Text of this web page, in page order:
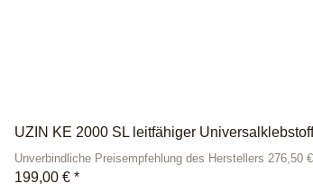
UZIN KE 2000 SL leitfähiger
Unverbindliche Preisempfehlung des Herstellers 276,50 €
199,00 € *